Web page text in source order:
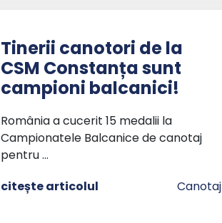
Tinerii canotori de la
CSM Constanța sunt
campioni balcanici!
România a cucerit 15 medalii la
Campionatele Balcanice de canotaj
pentru …
citește articolul
Canotaj